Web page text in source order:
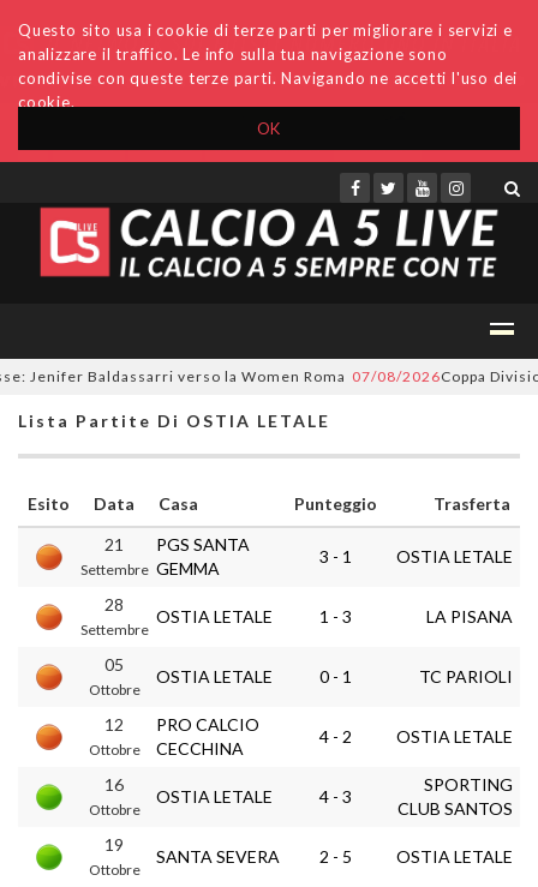
OK
Questo sito usa i cookie di terze parti per migliorare i servizi e
analizzare il traffico. Le info sulla tua navigazione sono
condivise con queste terze parti. Navigando ne accetti l'uso dei
cookie.
Accedi Archivio Invio comunicati Redazione
Baldassarri verso la Women Roma 07/08/2026Coppa
Lista Partite Di OSTIA LETALE
Esito Data Casa Punteggio
Trasferta
21
Settembre
PGS SANTA
GEMMA
3 - 1 OSTIA LETALE
28
Settembre
OSTIA LETALE 1 - 3 LA PISANA
05
Ottobre
OSTIA LETALE 0 - 1 TC PARIOLI
12
Ottobre
PRO CALCIO
CECCHINA
4 - 2 OSTIA LETALE
16
Ottobre
OSTIA LETALE 4 - 3
SPORTING
CLUB SANTOS
19
Ottobre
SANTA SEVERA 2 - 5 OSTIA LETALE